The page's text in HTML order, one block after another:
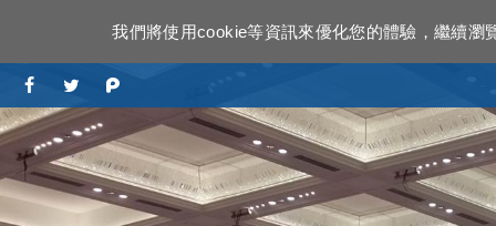
我們將使用cookie等資訊來優化您的體驗，繼續